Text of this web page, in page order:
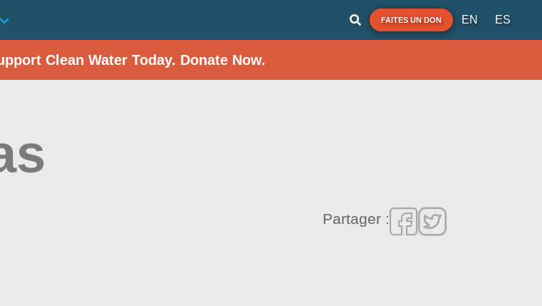
FAITES UN DON EN ES
Clean Water Today. Donate Now.
Partager :